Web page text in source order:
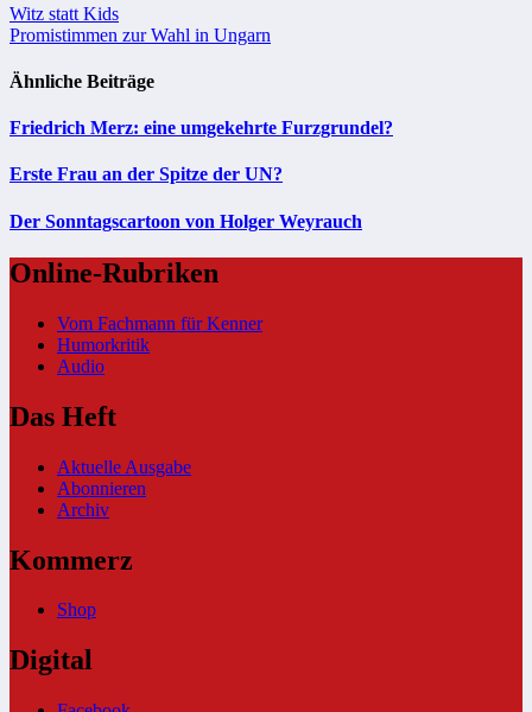
Beitragsnavigation
Witz statt Kids
Promistimmen zur Wahl in Ungarn
Ähnliche Beiträge
Friedrich Merz: eine umgekehrte Furzgrundel?
Erste Frau an der Spitze der UN?
Der Sonntagscartoon von Holger Weyrauch
Online-Rubriken
Vom Fachmann für Kenner
Humorkritik
Audio
Das Heft
Aktuelle Ausgabe
Abonnieren
Archiv
Kommerz
Shop
Digital